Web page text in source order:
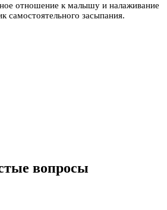
отношение к малышу и налаживание
самостоятельного засыпания.
вопросы